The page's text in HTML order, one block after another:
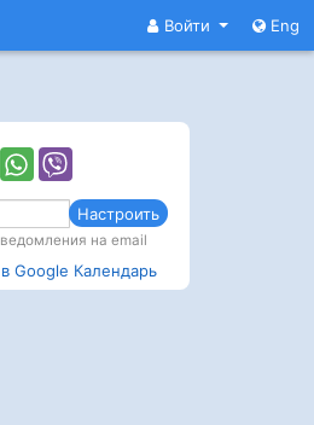
Войти Eng
Настроить
на email
Google Календарь